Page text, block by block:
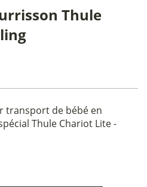
Thule
transport de bébé en
Thule Chariot Lite -